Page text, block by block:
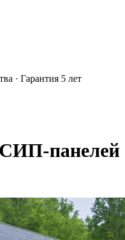
· Гарантия 5 лет
панелей